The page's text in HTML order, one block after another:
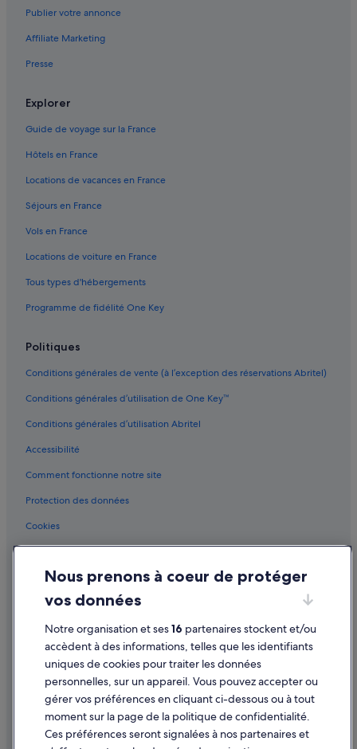
Publier votre annonce
Affiliate Marketing
Presse
Explorer
Guide de voyage sur la France
Hôtels en France
Locations de vacances en France
Séjours en France
Vols en France
Locations de voiture en France
Tous types d'hébergements
Programme de fidélité One Key
Politiques
Conditions générales de vente (à l’exception des réservations Abritel)
Conditions générales d’utilisation de One Key™
Conditions générales d’utilisation Abritel
Accessibilité
Comment fonctionne notre site
Protection des données
Cookies
Conditions générales d'utilisation
Mentions légales / Nous contacter
Directives de contenu et signalement de contenus
Assistance
Annuler votre vol
Annuler une réservation d'hôtel ou de location de vacances
Délais de remboursement
Nous prenons à coeur de protéger
vos données
Notre organisation et ses16 partenaires stockent et/ou
accèdent à des informations, telles que les identifiants
uniques de cookies pour traiter les données
personnelles, sur un appareil. Vous pouvez accepter ou
gérer vos préférences en cliquant ci-dessous ou à tout
moment sur la page de la politique de confidentialité.
Ces préférences seront signalées à nos partenaires et